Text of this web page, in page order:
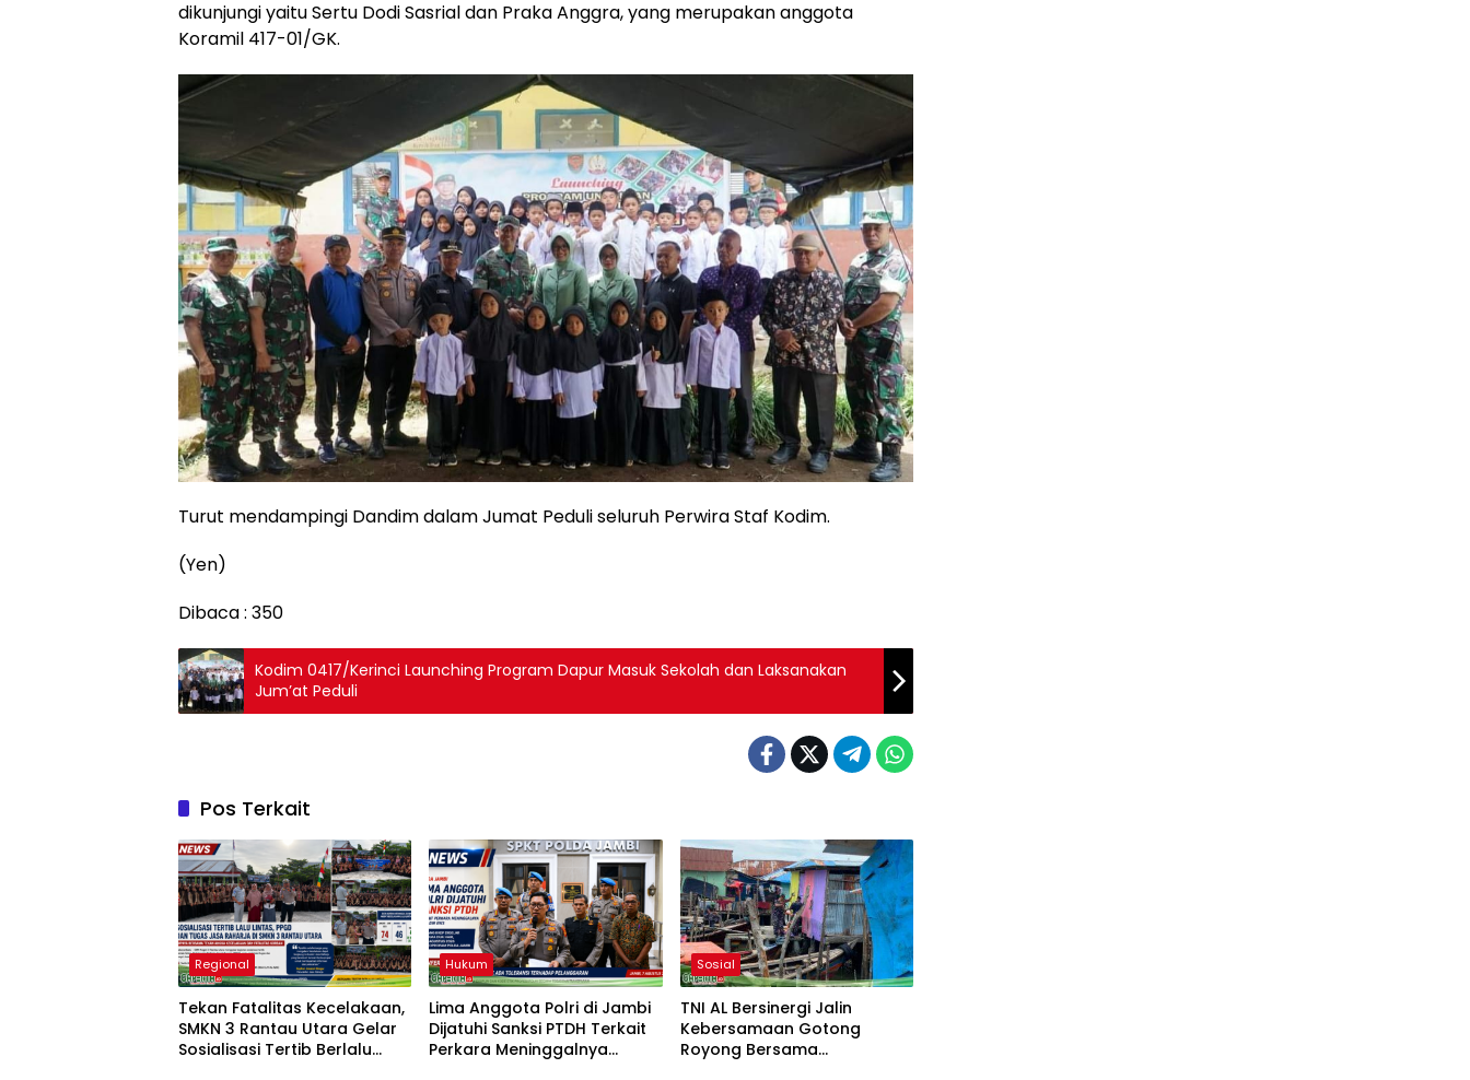
dikunjungi yaitu Sertu Dodi Sasrial dan Praka Anggra, yang merupakan anggota
Koramil 417-01/GK.
Turut mendampingi Dandim dalam Jumat Peduli seluruh Perwira Staf Kodim.
(Yen)
Dibaca : 350
Kodim 0417/Kerinci Launching Program Dapur Masuk Sekolah dan Laksanakan
Jum’at Peduli
Pos Terkait
Regional
Tekan Fatalitas Kecelakaan,
SMKN 3 Rantau Utara Gelar
Sosialisasi Tertib Berlalu
Hukum
Lima Anggota Polri di Jambi
Dijatuhi Sanksi PTDH Terkait
Perkara Meninggalnya
Sosial
TNI AL Bersinergi Jalin
Kebersamaan Gotong
Royong Bersama